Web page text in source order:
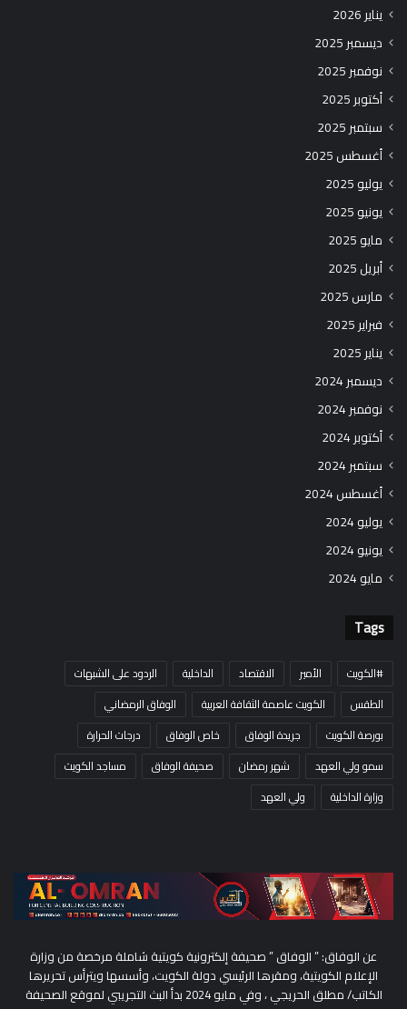
يناير 2026
ديسمبر 2025
نوفمبر 2025
أكتوبر 2025
سبتمبر 2025
أغسطس 2025
يوليو 2025
يونيو 2025
مايو 2025
أبريل 2025
مارس 2025
فبراير 2025
يناير 2025
ديسمبر 2024
نوفمبر 2024
أكتوبر 2024
سبتمبر 2024
أغسطس 2024
يوليو 2024
يونيو 2024
مايو 2024
Tags
#الكويت الأمير الاقتصاد الداخلية
الردود على الشبهات
الطقس
الكويت عاصمة الثقافة العربية
الوفاق الرمضاني
بورصة الكويت
جريدة الوفاق خاص الوفاق
درجات الحرارة
سمو ولي العهد
شهر رمضان صحيفة الوفاق
مساجد الكويت
وزارة الداخلية
ولي العهد
عن الوفاق: ” الوفاق ” صحيفة إلكترونية كويتية شاملة مرخصة من وزارة
الإعلام الكويتية، ومقرها الرئيسي دولة الكويت، وأسسها ويترأس تحريرها
الكاتب/ مطلق الحريجي ، وفي مايو 2024 بدأ البث التجريبي لموقع الصحيفة